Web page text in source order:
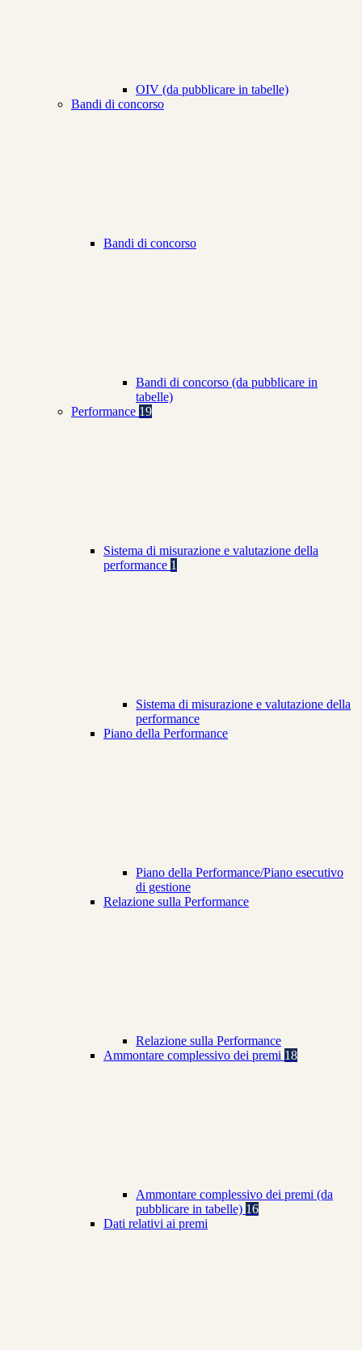
OIV (da pubblicare in tabelle)
Bandi di concorso
Bandi di concorso
Bandi di concorso (da pubblicare in
tabelle)
Performance 19
Sistema di misurazione e valutazione della
performance 1
Sistema di misurazione e valutazione della
performance
Piano della Performance
Piano della Performance/Piano esecutivo
di gestione
Relazione sulla Performance
Relazione sulla Performance
Ammontare complessivo dei premi 18
Ammontare complessivo dei premi (da
pubblicare in tabelle) 16
Dati relativi ai premi